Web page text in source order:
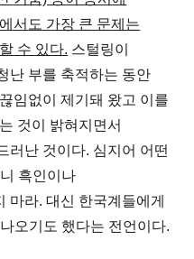
서도 가장 큰 문제는
수 있다. 스털링이
난 부를 축적하는 동안
임없이 제기돼 왔고 이를
것이 밝혀지면서
러난 것이다. 심지어 어떤
흑인이나
마라. 대신 한국계들에게
오기도 했다는 전언이다.